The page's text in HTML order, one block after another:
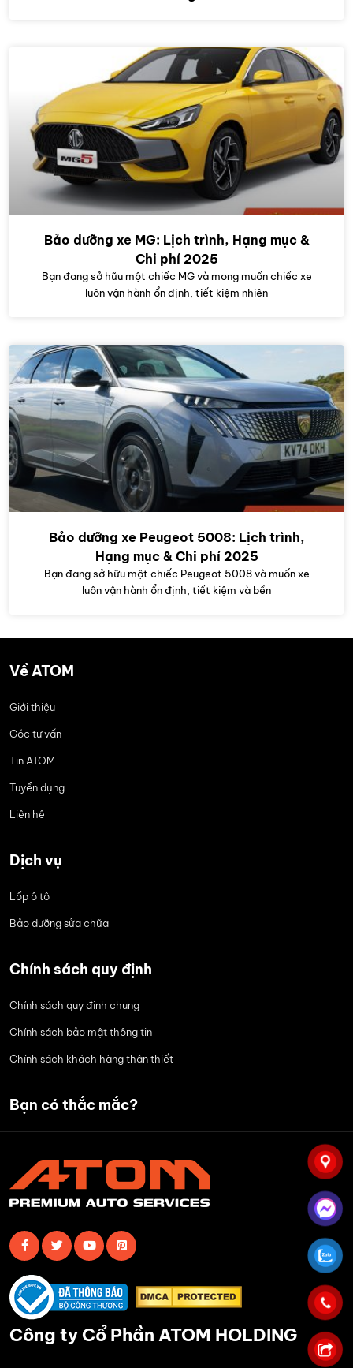
Bảo dưỡng xe MG: Lịch trình, Hạng mục &
Chi phí 2025
Bạn đang sở hữu một chiếc MG và mong muốn chiếc xe
luôn vận hành ổn định, tiết kiệm nhiên
Bảo dưỡng xe Peugeot 5008: Lịch trình,
Hạng mục & Chi phí 2025
Bạn đang sở hữu một chiếc Peugeot 5008 và muốn xe
luôn vận hành ổn định, tiết kiệm và bền
Về ATOM
Giới thiệu
Góc tư vấn
Tin ATOM
Tuyển dụng
Liên hệ
Dịch vụ
Lốp ô tô
Bảo dưỡng sửa chữa
Chính sách quy định
Chính sách quy định chung
Chính sách bảo mật thông tin
Chính sách khách hàng thân thiết
Bạn có thắc mắc?
Công ty Cổ Phần ATOM HOLDING